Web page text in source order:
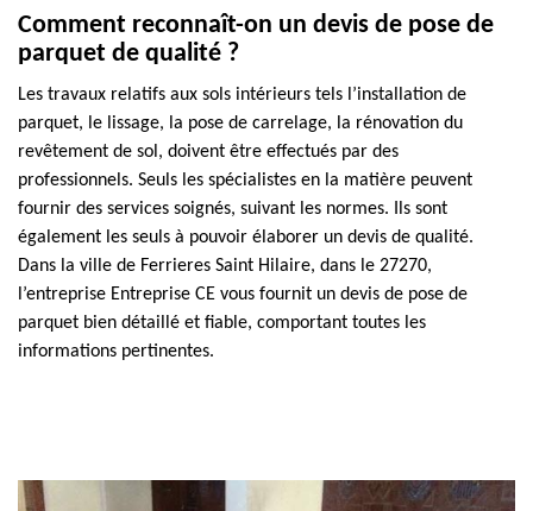
Comment reconnaît-on un devis de pose de
parquet de qualité ?
Les travaux relatifs aux sols intérieurs tels l’installation de
parquet, le lissage, la pose de carrelage, la rénovation du
revêtement de sol, doivent être effectués par des
professionnels. Seuls les spécialistes en la matière peuvent
fournir des services soignés, suivant les normes. Ils sont
également les seuls à pouvoir élaborer un devis de qualité.
Dans la ville de Ferrieres Saint Hilaire, dans le 27270,
l’entreprise Entreprise CE vous fournit un devis de pose de
parquet bien détaillé et fiable, comportant toutes les
informations pertinentes.